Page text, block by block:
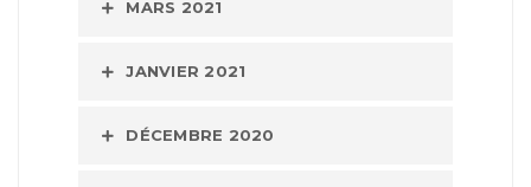
MARS 2021
JANVIER 2021
DÉCEMBRE 2020